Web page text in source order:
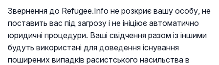
Звернення до Refugee.Info не розкриє вашу особу, не
поставить вас під загрозу і не ініціює автоматично
юридичні процедури. Ваші свідчення разом із іншими
будуть використані для доведення існування
поширених випадків расистського насильства в